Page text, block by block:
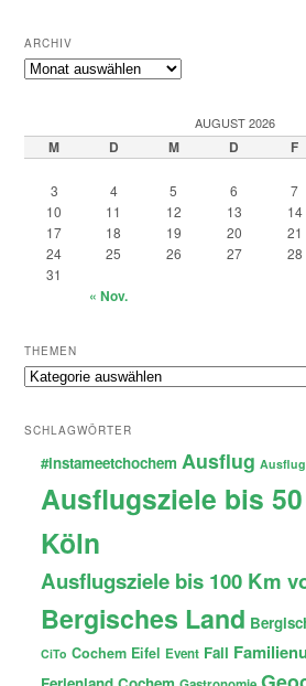
ARCHIV
Archiv
AUGUST 2026
M D M D F
3
4 5 6 7
10
11 12 13 14
17
18 19 20 21
24
25 26 27 28
31
« Nov.
THEMEN
Themen
SCHLAGWÖRTER
#instameetchochem Ausflug
Ausflugsziele bis
Köln
Ausflugsziele bis 100 Km
Bergisches Land
CiTo Cochem Eifel Event Fail